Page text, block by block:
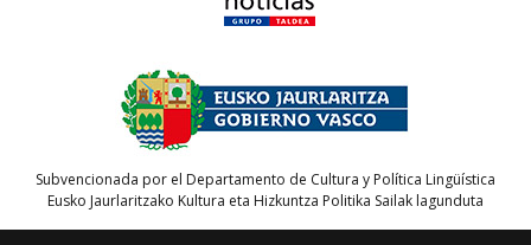
Subvencionada por el Departamento de Cultura y Política Lingüística
Eusko Jaurlaritzako Kultura eta Hizkuntza Politika Sailak lagunduta